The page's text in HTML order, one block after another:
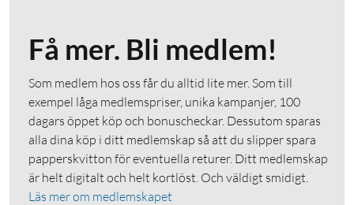
Få mer. Bli medlem!
Som medlem hos oss får du alltid lite mer. Som till
exempel låga medlemspriser, unika kampanjer, 100
dagars öppet köp och bonuscheckar. Dessutom sparas
alla dina köp i ditt medlemskap så att du slipper spara
papperskvitton för eventuella returer. Ditt medlemskap
är helt digitalt och helt kortlöst. Och väldigt smidigt.
Läs mer om medlemskapet